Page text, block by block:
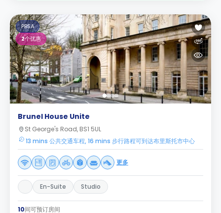
PBSA
2个优惠
Brunel House Unite
St George's Road, BS1 5UL
13 mins 公共交通车程, 16 mins 步行路程可到达布里斯托市中心
更多
En-Suite Studio
10间可预订房间